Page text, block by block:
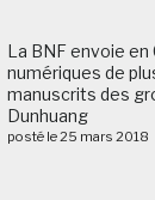
La BNF envoie en
numériques de
manuscrits des
Dunhuang
posté le 25 mars 2018